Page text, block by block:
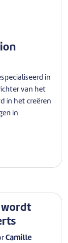
in
van het
in het creëren
in
wordt
Camille